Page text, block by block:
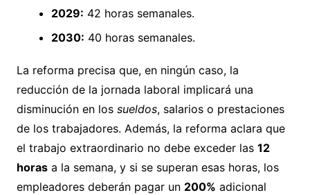
2029: 42 horas semanales.
2030: 40 horas semanales.
La reforma precisa que, en ningún caso, la
reducción de la jornada laboral implicará una
disminución en los sueldos, salarios o prestaciones
de los trabajadores. Además, la reforma aclara que
el trabajo extraordinario no debe exceder las 12
horasa la semana, y si se superan esas horas, los
empleadores deberán pagar un 200% adicional